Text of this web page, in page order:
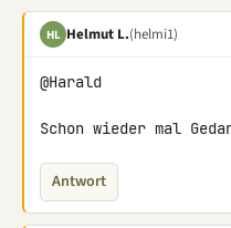
HL Helmut L.(helmi1)
@Harald
Schon wieder mal
Antwort